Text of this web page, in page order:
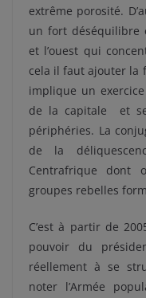
extrême porosité.
un fort déséquilibre
et l’ouest qui
cela il faut ajouter la
implique un
de la capitale et
périphéries. La
de la
Centrafrique dont
groupes rebelles
C’est à partir de
pouvoir du
réellement à se
noter l’Armée